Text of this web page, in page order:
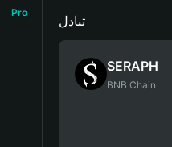
Pro
تبادل
SERAPH
BNB Chain